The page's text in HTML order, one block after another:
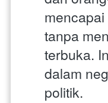
tanpa
terbuka.
dalam
politik.